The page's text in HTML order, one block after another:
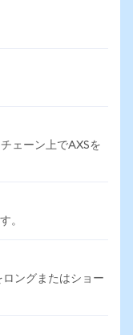
ェーン上でAXSを
。
ングまたはショー